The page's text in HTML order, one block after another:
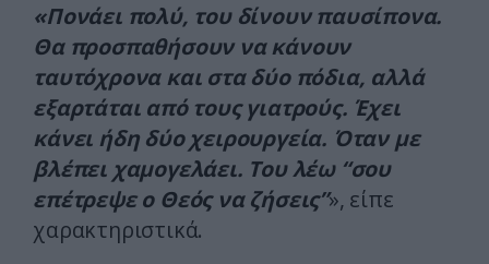
«Πονάει πολύ, του δίνουν παυσίπονα.
Θα προσπαθήσουν να κάνουν
ταυτόχρονα και στα δύο πόδια, αλλά
εξαρτάται από τους γιατρούς. Έχει
κάνει ήδη δύο χειρουργεία. Όταν με
βλέπει χαμογελάει. Του λέω “σου
επέτρεψε ο Θεός να ζήσεις”», είπε
χαρακτηριστικά.